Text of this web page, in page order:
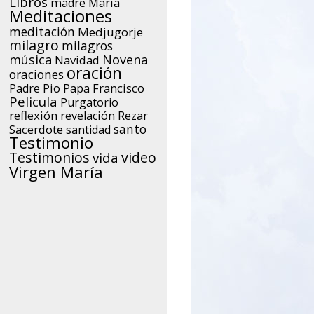
Meditaciones
meditación Medjugorje
milagro milagros
música Navidad Novena
oraciones oración
Padre Pio Papa Francisco
Pelicula Purgatorio
reflexión revelación Rezar
Sacerdote santidad santo
Testimonio
Testimonios vida video
Virgen María